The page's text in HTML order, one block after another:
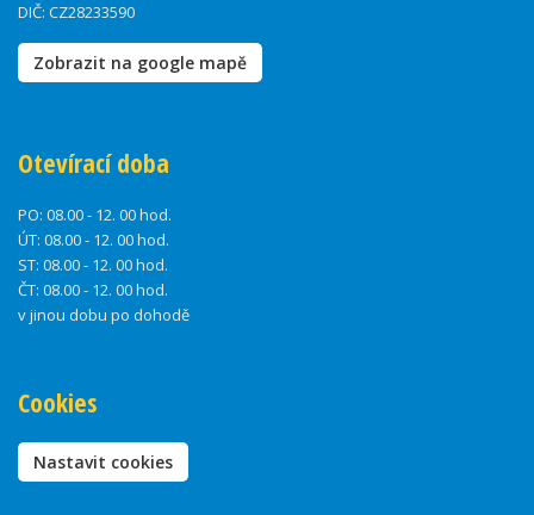
DIČ: CZ28233590
Zobrazit na google mapě
Otevírací doba
PO: 08.00 - 12. 00 hod.
ÚT: 08.00 - 12. 00 hod.
ST: 08.00 - 12. 00 hod.
ČT: 08.00 - 12. 00 hod.
v jinou dobu po dohodě
Cookies
Nastavit cookies